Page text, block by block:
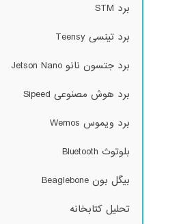
برد STM
برد تینسی Teensy
برد جتسون نانو Jetson Nano
برد هوش مصنوعی Sipeed
برد ویموس Wemos
بلوتوث Bluetooth
بیگل بون Beaglebone
تحلیل کتابخانه